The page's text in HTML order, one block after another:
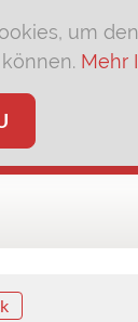
um
Mehr